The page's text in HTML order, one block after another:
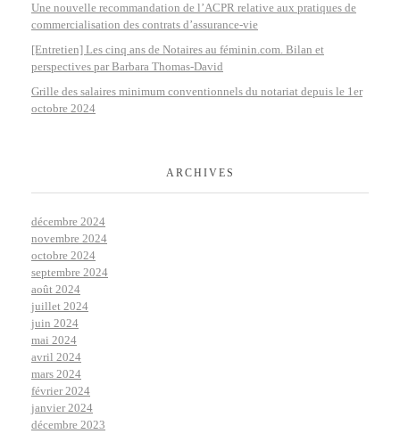
Une nouvelle recommandation de l’ACPR relative aux pratiques de
commercialisation des contrats d’assurance-vie
[Entretien] Les cinq ans de Notaires au féminin.com. Bilan et
perspectives par Barbara Thomas-David
Grille des salaires minimum conventionnels du notariat depuis le 1er
octobre 2024
ARCHIVES
décembre 2024
novembre 2024
octobre 2024
septembre 2024
août 2024
juillet 2024
juin 2024
mai 2024
avril 2024
mars 2024
février 2024
janvier 2024
décembre 2023